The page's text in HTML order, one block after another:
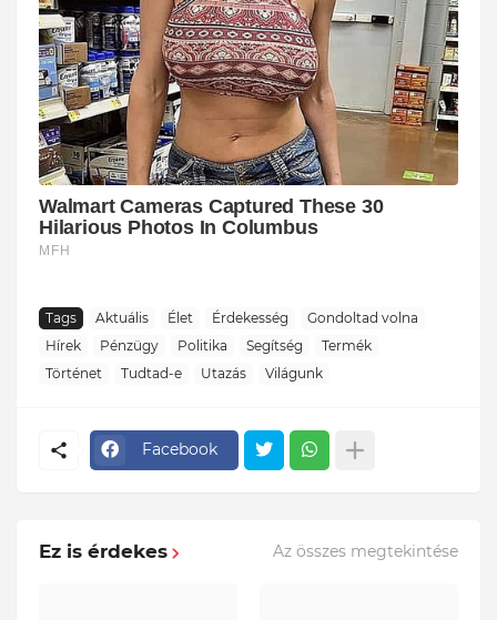
Tags Aktuális Élet Érdekesség
Gondoltad volna
Hírek
Pénzügy Politika Segítség
Termék
Történet
Tudtad-e Utazás Világunk
Facebook
Ez is érdekes Az összes megtekintése